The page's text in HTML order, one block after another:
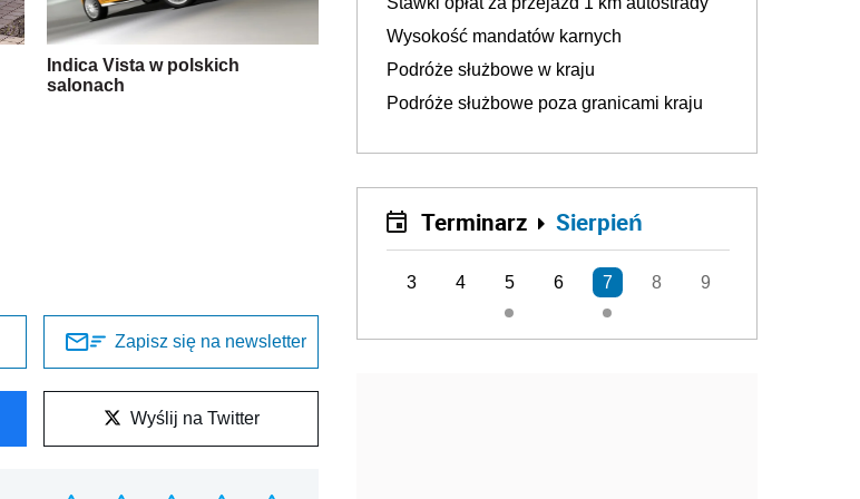
Indica Vista w polskich
salonach
Zapisz się na newsletter
Wyślij na Twitter
Wysokość mandatów karnych
Podróże służbowe w kraju
Podróże służbowe poza granicami kraju
Terminarz Sierpień
3 4 5 6 7 8 9